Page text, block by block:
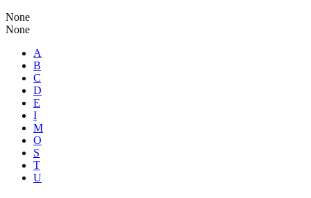
None
None
A
B
C
D
E
I
M
O
S
T
U